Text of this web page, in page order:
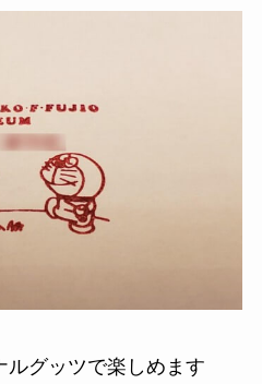
ルグッツで楽しめます